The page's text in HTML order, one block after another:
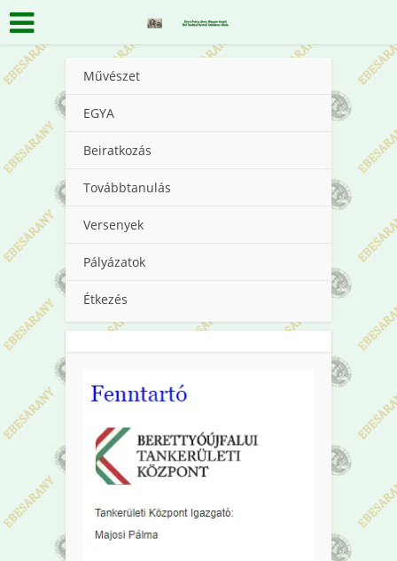
Művészet
EGYA
Beiratkozás
Továbbtanulás
Versenyek
Pályázatok
Étkezés